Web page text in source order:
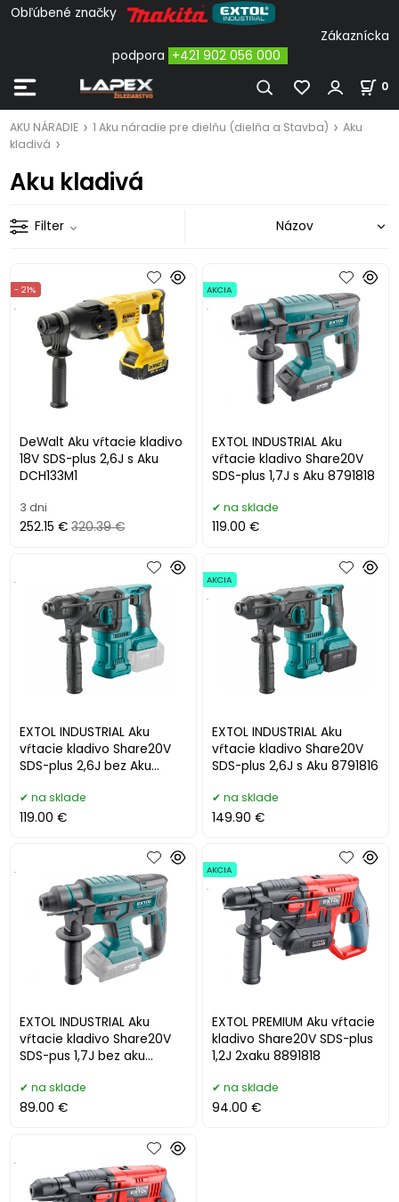
Obľúbené značky
Zákaznícka
podpora +421 902 056 000
0
AKU NÁRADIE 1 Aku náradie pre dielňu (dielňa a Stavba)
Aku
kladivá
Aku kladivá
Filter
DeWalt Aku vŕtacie kladivo
18V SDS-plus 2,6J s Aku
DCH133M1
- 21%
.
3 dni
252.15 € 320.39 €
EXTOL INDUSTRIAL Aku
vŕtacie kladivo Share20V
SDS-plus 1,7J s Aku 8791818
AKCIA
.
na sklade
119.00 €
EXTOL INDUSTRIAL Aku
vŕtacie kladivo Share20V
SDS-plus 2,6J bez Aku
.
na sklade
119.00 €
EXTOL INDUSTRIAL Aku
vŕtacie kladivo Share20V
SDS-plus 2,6J s Aku 8791816
AKCIA
.
na sklade
149.90 €
EXTOL INDUSTRIAL Aku
vŕtacie kladivo Share20V
SDS-pus 1,7J bez aku
.
na sklade
89.00 €
EXTOL PREMIUM Aku vŕtacie
kladivo Share20V SDS-plus
1,2J 2xaku 8891818
AKCIA
.
na sklade
94.00 €
.